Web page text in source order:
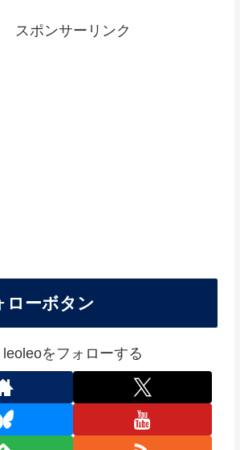
スポンサーリンク
ローボタン
leoleoをフォローする